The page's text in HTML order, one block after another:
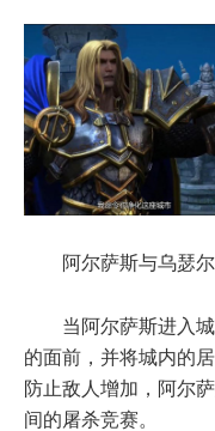
阿尔萨斯与乌瑟
当阿尔萨斯进入
的面前，并将城内的
防止敌人增加，阿尔
间的屠杀竞赛。